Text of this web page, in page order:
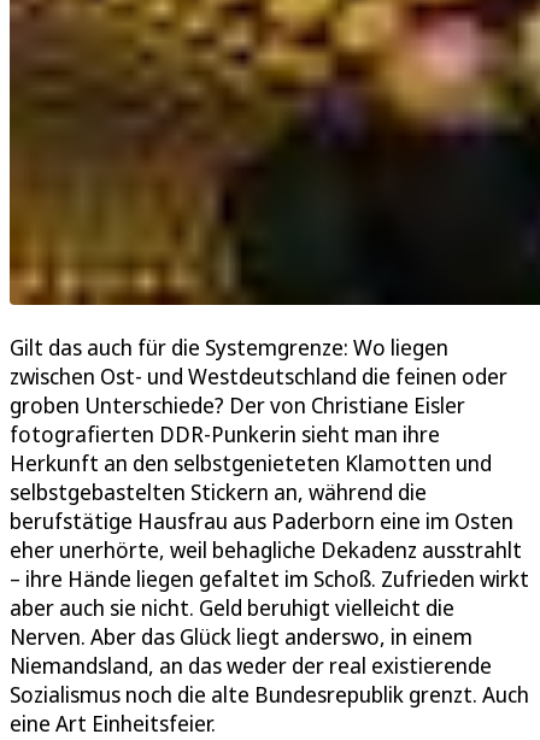
Gilt das auch für die Systemgrenze: Wo liegen
zwischen Ost- und Westdeutschland die feinen oder
groben Unterschiede? Der von Christiane Eisler
fotografierten DDR-Punkerin sieht man ihre
Herkunft an den selbstgenieteten Klamotten und
selbstgebastelten Stickern an, während die
berufstätige Hausfrau aus Paderborn eine im Osten
eher unerhörte, weil behagliche Dekadenz ausstrahlt
– ihre Hände liegen gefaltet im Schoß. Zufrieden wirkt
aber auch sie nicht. Geld beruhigt vielleicht die
Nerven. Aber das Glück liegt anderswo, in einem
Niemandsland, an das weder der real existierende
Sozialismus noch die alte Bundesrepublik grenzt. Auch
eine Art Einheitsfeier.